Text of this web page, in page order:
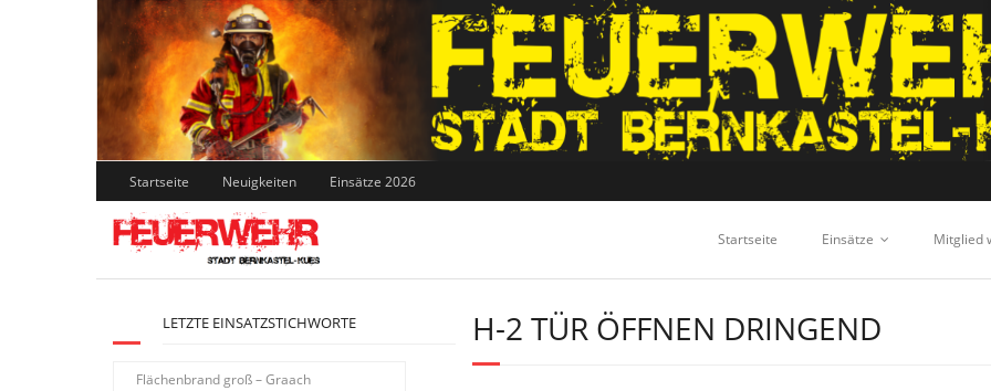
Skip
to
content
Startseite Neuigkeiten Einsätze 2026
Startseite Einsätze Mitglied
H-2 TÜR ÖFFNEN DRINGEND
LETZTE EINSATZSTICHWORTE
Flächenbrand groß – Graach